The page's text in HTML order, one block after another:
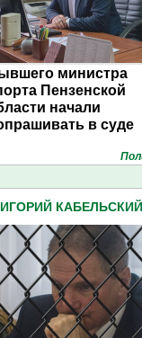
министра
Пензенской
начали
в суде
КАБЕЛЬСКИЙ